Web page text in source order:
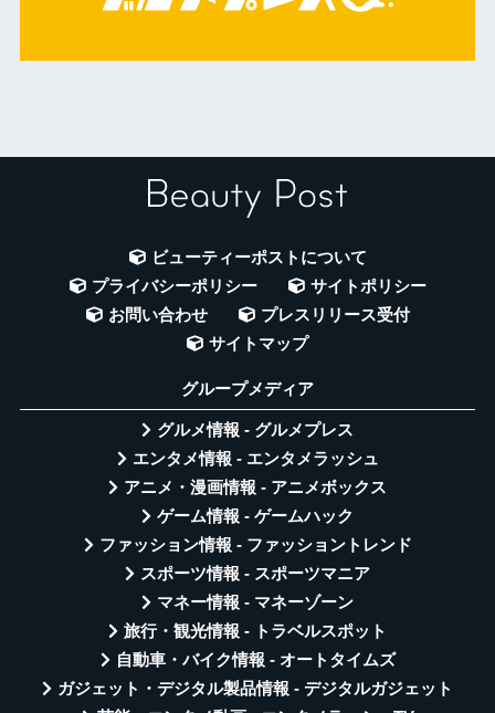
ビューティーポストについて
プライバシーポリシー
サイトポリシー
お問い合わせ
プレスリリース受付
サイトマップ
グループメディア
グルメ情報 - グルメプレス
エンタメ情報 - エンタメラッシュ
アニメ・漫画情報 - アニメボックス
ゲーム情報 - ゲームハック
ファッション情報 - ファッショントレンド
スポーツ情報 - スポーツマニア
マネー情報 - マネーゾーン
旅行・観光情報 - トラベルスポット
自動車・バイク情報 - オートタイムズ
ガジェット・デジタル製品情報 - デジタルガジェット